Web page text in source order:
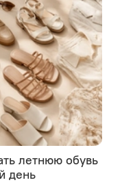
летнюю обувь
день